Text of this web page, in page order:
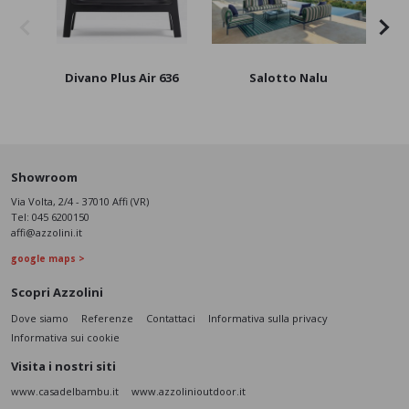
Divano Plus Air 636 Salotto Nalu
Showroom
Via Volta, 2/4 - 37010 Affi (VR)
Tel: 045 6200150
affi@azzolini.it
google maps >
Scopri Azzolini
Dove siamo Referenze Contattaci
Informativa sulla privacy
Informativa sui cookie
Visita i nostri siti
www.casadelbambu.it www.azzolinioutdoor.it